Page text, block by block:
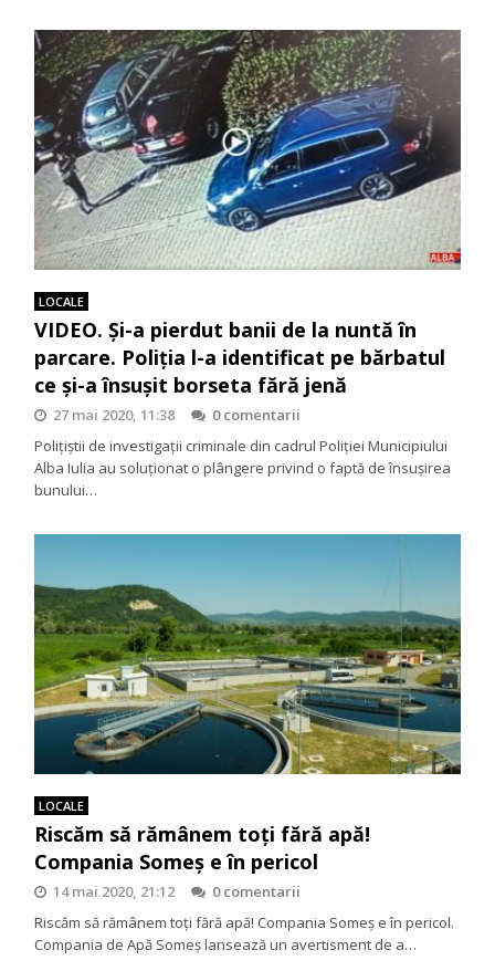
LOCALE
VIDEO. Și-a pierdut banii de la nuntă în
parcare. Poliția l-a identificat pe bărbatul
ce și-a însușit borseta fără jenă
27 mai 2020, 11:38
0 comentarii
Polițiștii de investigații criminale din cadrul Poliției Municipiului
Alba Iulia au soluționat o plângere privind o faptă de însușirea
bunului…
LOCALE
Riscăm să rămânem toţi fără apă!
Compania Someş e în pericol
14 mai 2020, 21:12
0 comentarii
Riscăm să rămânem toţi fără apă! Compania Someş e în pericol.
Compania de Apă Someş lansează un avertisment de a…